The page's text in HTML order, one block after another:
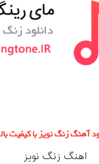
آهنگ زنگ نویز با کیفیت
اهنگ زنگ نویز